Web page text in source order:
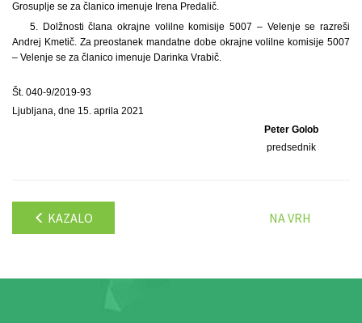
Grosuplje se za članico imenuje Irena Predalič.
5. Dolžnosti člana okrajne volilne komisije 5007 – Velenje se razreši
Andrej Kmetič. Za preostanek mandatne dobe okrajne volilne komisije 5007
– Velenje se za članico imenuje Darinka Vrabič.
Št. 040-9/2019-93
Ljubljana, dne 15. aprila 2021
Peter Golob
predsednik
KAZALO NA VRH